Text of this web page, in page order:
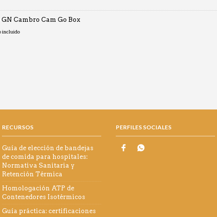
Cambro Cam Go Box
incluido
RECURSOS
Guía de elección de bandejas
de comida para hospitales:
Normativa Sanitaria y
Retención Térmica
Homologación ATP de
Contenedores Isotérmicos
Guía práctica: certificaciones
PERFILES SOCIALES